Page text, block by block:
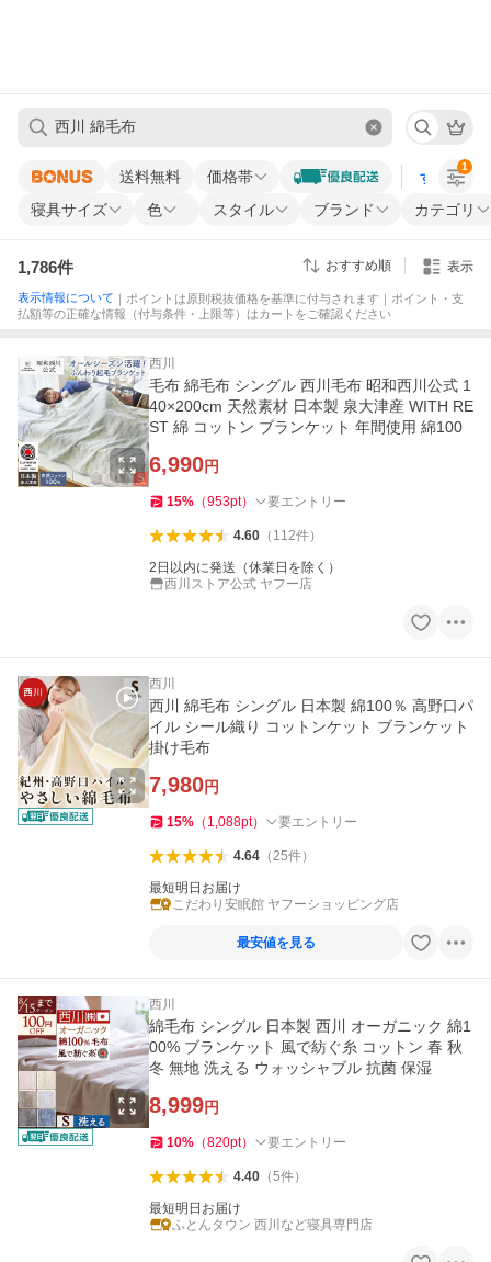
送料無料 価格帯 すべての条
寝具サイズ 色 スタイル ブランド カテゴリ
1
1,786件 おすすめ順 表示
表示情報について ｜ポイントは原則税抜価格を基準に付与されます｜ポイント・支
払額等の正確な情報（付与条件・上限等）はカートをご確認ください
西川
毛布 綿毛布 シングル 西川毛布 昭和西川公式 1
40×200cm 天然素材 日本製 泉大津産 WITH RE
ST 綿 コットン ブランケット 年間使用 綿100
6,990円
15% （953pt） 要エントリー
4.60（ 112件）
2日以内に発送（休業日を除く）
西川ストア公式 ヤフー店
西川
西川 綿毛布 シングル 日本製 綿100％ 高野口パ
イル シール織り コットンケット ブランケット
掛け毛布
7,980円
15% （ 1,088pt） 要エントリー
4.64（25件）
最短明日お届け
こだわり安眠館 ヤフーショッピング店
最安値を見る
西川
綿毛布 シングル 日本製 西川 オーガニック 綿1
00% ブランケット 風で紡ぐ糸 コットン 春 秋
冬 無地 洗える ウォッシャブル 抗菌 保湿
8,999円
10% （820pt） 要エントリー
4.40（5件）
最短明日お届け
ふとんタウン 西川など寝具専門店